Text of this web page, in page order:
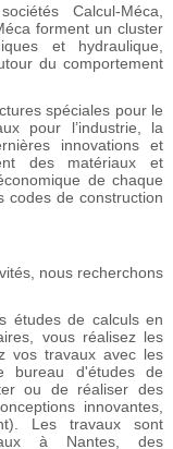
Calcul-Méca,
forment un cluster
et hydraulique,
du comportement
spéciales pour le
pour l’industrie, la
innovations et
des matériaux et
de chaque
codes de construction
nous recherchons
études de calculs en
vous réalisez les
vos travaux avec les
bureau d'études de
ou de réaliser des
innovantes,
Les travaux sont
à Nantes, des